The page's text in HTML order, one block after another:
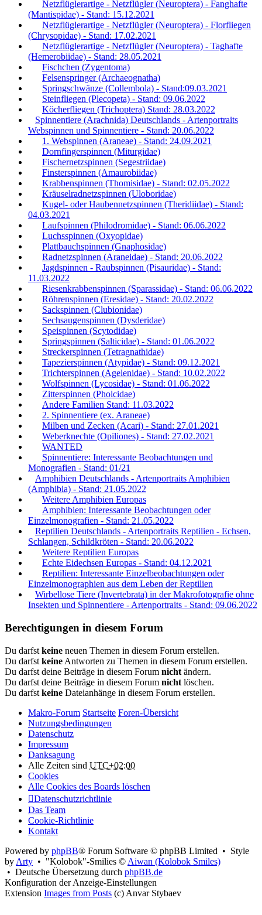
Netzflüglerartige - Netzflügler (Neuroptera) - Fanghafte
(Mantispidae) - Stand: 15.12.2021
Netzflüglerartige - Netzflügler (Neuroptera) - Florfliegen
(Chrysopidae) - Stand: 17.02.2021
Netzflüglerartige - Netzflügler (Neuroptera) - Taghafte
(Hemerobiidae) - Stand: 28.05.2021
Fischchen (Zygentoma)
Felsenspringer (Archaeognatha)
Springschwänze (Collembola) - Stand:09.03.2021
Steinfliegen (Plecopeta) - Stand: 09.06.2022
Köcherfliegen (Trichoptera) Stand: 28.03.2022
Spinnentiere (Arachnida) Deutschlands - Artenportraits
Webspinnen und Spinnentiere - Stand: 20.06.2022
1. Webspinnen (Araneae) - Stand: 24.09.2021
Dornfingerspinnen (Miturgidae)
Fischernetzspinnen (Segestriidae)
Finsterspinnen (Amaurobiidae)
Krabbenspinnen (Thomisidae) - Stand: 02.05.2022
Kräuselradnetzspinnen (Uloboridae)
Kugel- oder Haubennetzspinnen (Theridiidae) - Stand:
04.03.2021
Laufspinnen (Philodromidae) - Stand: 06.06.2022
Luchsspinnen (Oxyopidae)
Plattbauchspinnen (Gnaphosidae)
Radnetzspinnen (Araneidae) - Stand: 20.06.2022
Jagdspinnen - Raubspinnen (Pisauridae) - Stand:
11.03.2022
Riesenkrabbenspinnen (Sparassidae) - Stand: 06.06.2022
Röhrenspinnen (Eresidae) - Stand: 20.02.2022
Sackspinnen (Clubionidae)
Sechsaugenspinnen (Dysderidae)
Speispinnen (Scytodidae)
Springspinnen (Salticidae) - Stand: 01.06.2022
Streckerspinnen (Tetragnathidae)
Tapezierspinnen (Atypidae) - Stand: 09.12.2021
Trichterspinnen (Agelenidae) - Stand: 10.02.2022
Wolfspinnen (Lycosidae) - Stand: 01.06.2022
Zitterspinnen (Pholcidae)
Andere Familien Stand: 11.03.2022
2. Spinnentiere (ex. Araneae)
Milben und Zecken (Acari) - Stand: 27.01.2021
Weberknechte (Opiliones) - Stand: 27.02.2021
WANTED
Spinnentiere: Interessante Beobachtungen und
Monografien - Stand: 01/21
Amphibien Deutschlands - Artenportraits Amphibien
(Amphibia) - Stand: 21.05.2022
Weitere Amphibien Europas
Amphibien: Interessante Beobachtungen oder
Einzelmonografien - Stand: 21.05.2022
Reptilien Deutschlands - Artenportraits Reptilien - Echsen,
Schlangen, Schildkröten - Stand: 20.06.2022
Weitere Reptilien Europas
Echte Eidechsen Europas - Stand: 04.12.2021
Reptilien: Interessante Einzelbeobachtungen oder
Einzelmonographien aus dem Leben der Reptilien
Wirbellose Tiere (Invertebrata) in der Makrofotografie ohne
Insekten und Spinnentiere - Artenportraits - Stand: 09.06.2022
Berechtigungen in diesem Forum
Du darfst keine neuen Themen in diesem Forum erstellen.
Du darfst keine Antworten zu Themen in diesem Forum erstellen.
Du darfst deine Beiträge in diesem Forum nicht ändern.
Du darfst deine Beiträge in diesem Forum nicht löschen.
Du darfst keine Dateianhänge in diesem Forum erstellen.
Makro-Forum Startseite Foren-Übersicht
Nutzungsbedingungen
Datenschutz
Impressum
Danksagung
Alle Zeiten sind UTC+02:00
Cookies
Alle Cookies des Boards löschen
Datenschutzrichtlinie
Das Team
Cookie-Richtlinie
Kontakt
Powered by phpBB® Forum Software © phpBB Limited • Style
by Arty • "Kolobok"-Smilies © Aiwan (Kolobok Smiles)
• Deutsche Übersetzung durch phpBB.de
Konfiguration der Anzeige-Einstellungen
Extension Images from Posts (c) Anvar Stybaev